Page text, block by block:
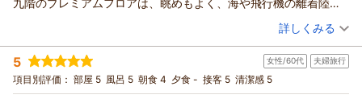
お心遣いには、私どもからも深く感謝申し上げます。
当ホテルでは、今回のような遅延時はもちろん、お部屋でのお
食事をご希望の際にも、いつでもミールボックスをご用意でき
る体制を整えております。提供時間（夜9時半まで）に限りは
ございますが、今回は事前にご連絡をいただき、無事にご夕食
をお届けできて何よりでございました。周辺に飲食店が少ない
専用ラウンジにはドリンクやおつまみが豊富、ほかの利用者の方
もゆっくり過ごされており、居心地がよかったです。
専用クロークがあるのも良かったです。
朝ごはんは、和定食をチョイス。色々な地のもなのがあり、本当
（投稿日：2026/06/22）
宿泊時期： 2026年06月宿泊 (夫婦旅行)
投稿者： さちさん
宿泊プラン： 【レンタカーなしの沖縄旅】東京バス1日乗車券付◆路線バス
で巡る沖縄南部旅｜プレミアムラウンジ・朝食付
ツイン 朝のみ
詳しくみる
5 女性/60代 夫婦旅行
項目別評価： 部屋 5 風呂 5 朝食 4 夕食 - 接客 5 清潔感 5